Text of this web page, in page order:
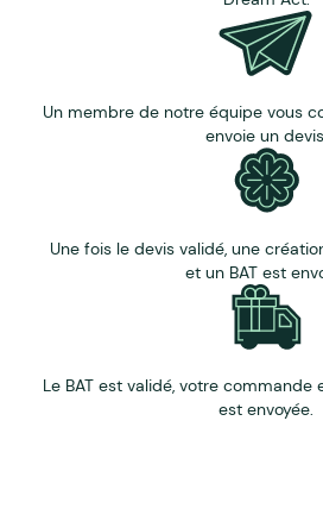
Un membre de notre équipe vous
envoie un
Une fois le devis validé, une
et un BAT est
Le BAT est validé, votre
est envoyée.